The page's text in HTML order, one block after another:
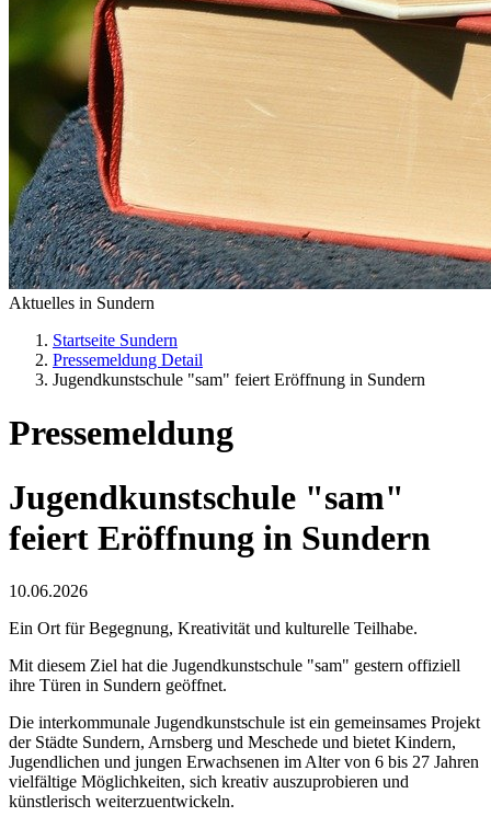
Aktuelles in Sundern
Startseite Sundern
Pressemeldung Detail
Jugendkunstschule "sam" feiert Eröffnung in Sundern
Pressemeldung
Jugendkunstschule "sam"
feiert Eröffnung in Sundern
10.06.2026
Ein Ort für Begegnung, Kreativität und kulturelle Teilhabe.
Mit diesem Ziel hat die Jugendkunstschule "sam" gestern offiziell
ihre Türen in Sundern geöffnet.
Die interkommunale Jugendkunstschule ist ein gemeinsames Projekt
der Städte Sundern, Arnsberg und Meschede und bietet Kindern,
Jugendlichen und jungen Erwachsenen im Alter von 6 bis 27 Jahren
vielfältige Möglichkeiten, sich kreativ auszuprobieren und
künstlerisch weiterzuentwickeln.